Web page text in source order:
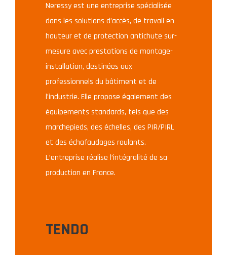
Neressy est une entreprise spécialisée
dans les solutions d’accès, de travail en
hauteur et de protection antichute sur-
mesure avec prestations de montage-
installation, destinées aux
professionnels du bâtiment et de
l’industrie. Elle propose également des
équipements standards, tels que des
marchepieds, des échelles, des PIR/PIRL
et des échafaudages roulants.
L’entreprise réalise l’intégralité de sa
production en France.
TENDO